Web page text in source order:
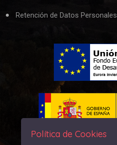
Retención de Datos Personales
Política de Cookies